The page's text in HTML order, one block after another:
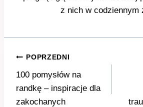
z nich w codziennym
Nawigacja
wpisu
POPRZEDNI
100 pomysłów na
randkę – inspiracje dla
zakochanych